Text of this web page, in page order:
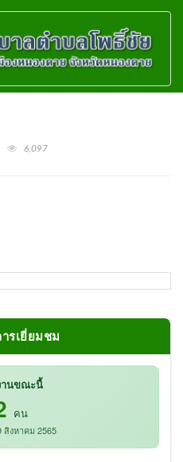
6,097
รเยี่ยมชม
านขณะนี้
คน
งหาคม 2565